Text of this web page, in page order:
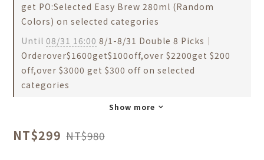
get PO:Selected Easy Brew 280ml (Random
Colors) on selected categories
Until 08/31 16:00 8/1-8/31 Double 8 Picks｜
Orderover$1600get$100off,over $2200get $200
off,over $3000 get $300 off on selected
categories
Show more
NT$299 NT$980